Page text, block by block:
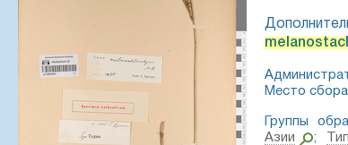
Место
Группы
Азии
;